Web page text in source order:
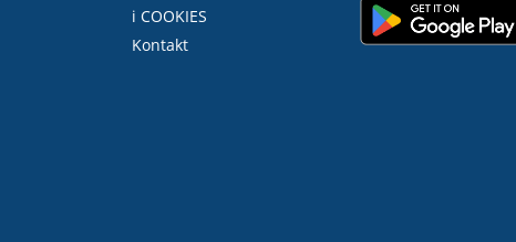
i COOKIES
Kontakt